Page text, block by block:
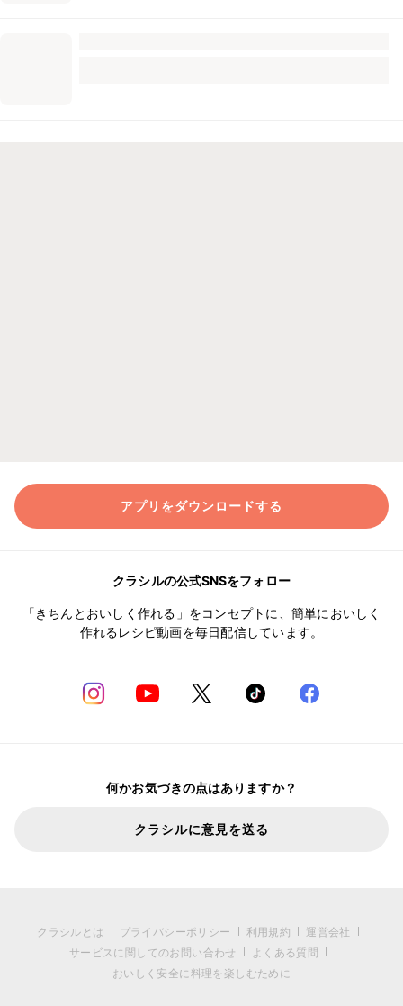
アプリをダウンロードする
クラシルの公式SNSをフォロー
「きちんとおいしく作れる」をコンセプトに、簡単においしく
作れるレシピ動画を毎日配信しています。
何かお気づきの点はありますか？
クラシルに意見を送る
クラシルとは プライバシーポリシー 利用規約
運営会社
サービスに関してのお問い合わせ
よくある質問
おいしく安全に料理を楽しむために